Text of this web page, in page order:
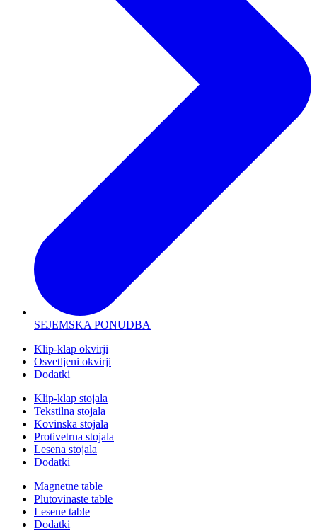
SEJEMSKA PONUDBA
Klip-klap okvirji
Osvetljeni okvirji
Dodatki
Klip-klap stojala
Tekstilna stojala
Kovinska stojala
Protivetrna stojala
Lesena stojala
Dodatki
Magnetne table
Plutovinaste table
Lesene table
Dodatki